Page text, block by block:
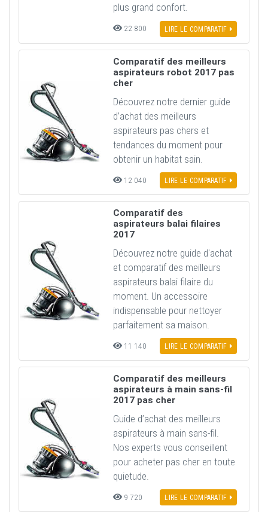
plus grand confort.
22 800 LIRE LE COMPARATIF
Comparatif des meilleurs
aspirateurs robot 2017 pas
cher
Découvrez notre dernier guide
d’achat des meilleurs
aspirateurs pas chers et
tendances du moment pour
obtenir un habitat sain.
12 040 LIRE LE COMPARATIF
Comparatif des
aspirateurs balai filaires
2017
Découvrez notre guide d'achat
et comparatif des meilleurs
aspirateurs balai filaire du
moment. Un accessoire
indispensable pour nettoyer
parfaitement sa maison.
11 140 LIRE LE COMPARATIF
Comparatif des meilleurs
aspirateurs à main sans-fil
2017 pas cher
Guide d’achat des meilleurs
aspirateurs à main sans-fil.
Nos experts vous conseillent
pour acheter pas cher en toute
quietude.
9 720 LIRE LE COMPARATIF